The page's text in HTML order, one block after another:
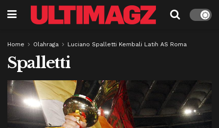
Home Olahraga Luciano Spalletti Kembali Latih AS Roma
Spalletti